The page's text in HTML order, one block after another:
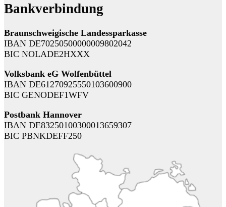
Bankverbindung
Braunschweigische Landessparkasse
IBAN DE70250500000009802042
BIC NOLADE2HXXX
Volksbank eG Wolfenbüttel
IBAN DE61270925550103600900
BIC GENODEF1WFV
Postbank Hannover
IBAN DE83250100300013659307
BIC PBNKDEFF250